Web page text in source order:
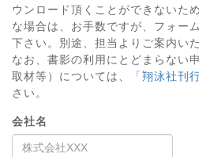
ウンロード頂くことができないた
な場合は、お手数ですが、フォー
下さい。別途、担当よりご案内い
なお、書影の利用にとどまらない
取材等）については、
「翔泳社刊
さい。
会社名